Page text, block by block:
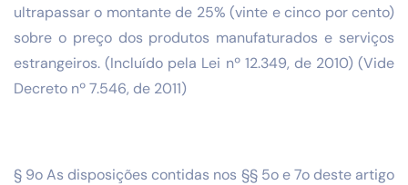
ultrapassar o montante de 25% (vinte e cinco por cento)
sobre o preço dos produtos manufaturados e serviços
estrangeiros. (Incluído pela Lei nº 12.349, de 2010) (Vide
Decreto nº 7.546, de 2011)
§ 9o As disposições contidas nos §§ 5o e 7o deste artigo